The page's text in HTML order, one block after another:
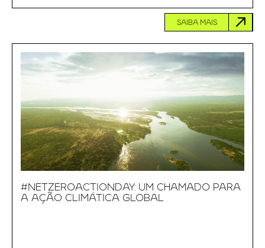
SAIBA MAIS
#NETZEROACTIONDAY: UM CHAMADO PARA
A AÇÃO CLIMÁTICA GLOBAL